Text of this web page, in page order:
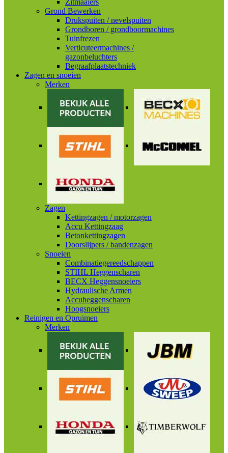
Zitmaaiers
Grond Bewerken
Drukspuiten / nevelspuiten
Grondboren / grondboormachines
Tuinfrezen
Verticuteermachines /
gazonbeluchters
Begraafplaatstechniek
Zagen en snoeien
Merken
Zagen
Kettingzagen / motorzagen
Accu Kettingzaag
Betonkettingzagen
Doorslijpers / bandenzagen
Snoeien
Combinatiegereedschappen
STIHL Heggenscharen
BECX Heggensnoeiers
Hydraulische Armen
Accuheggenscharen
Hoogsnoeiers
Reinigen en Opruimen
Merken